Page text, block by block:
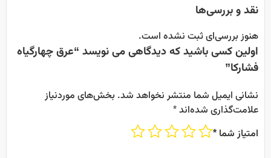
نقد و بررسی‌ها
هنوز بررسی‌ای ثبت نشده است.
اولین کسی باشید که دیدگاهی می نویسد “عرق چهارگیاه
فشارکا”
نشانی ایمیل شما منتشر نخواهد شد. بخش‌های موردنیاز
علامت‌گذاری شده‌اند*
امتیاز شما *